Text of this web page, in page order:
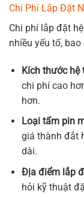
Chi Phí Lắp Đặt
Chi phí lắp đặt
nhiều yếu tố, bao
Kích thước hệ
chi phí cao
hơn.
Loại tấm pin
giá thành đắt
dài.
Địa điểm lắp
hỏi kỹ thuật